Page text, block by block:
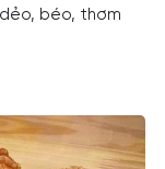
béo, thơm